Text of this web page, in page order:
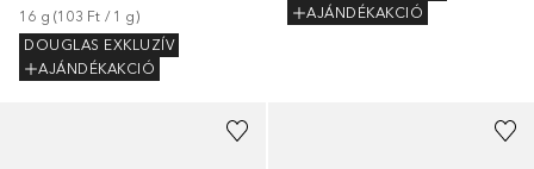
16 g (103 Ft / 1 g)
DOUGLAS EXKLUZÍV
AJÁNDÉKAKCIÓ
AJÁNDÉKAKCIÓ